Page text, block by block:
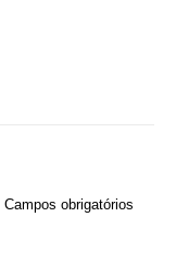
Campos obrigatórios